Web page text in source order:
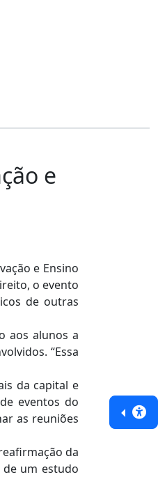
e
e Ensino
o evento
de outras
aos alunos a
“Essa
da capital e
eventos do
as reuniões
da
um estudo